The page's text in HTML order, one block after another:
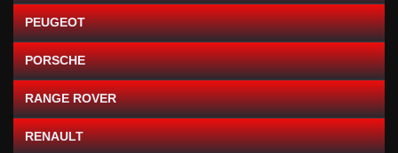
PEUGEOT
PORSCHE
RANGE ROVER
RENAULT